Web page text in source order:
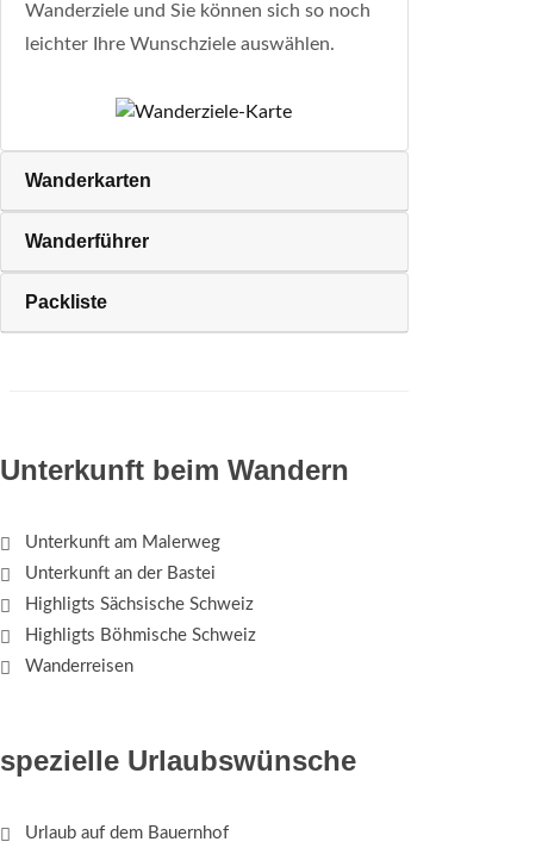
Wanderziele und Sie können sich so noch
leichter Ihre Wunschziele auswählen.
Wanderkarten
Wanderführer
Packliste
Unterkunft beim Wandern
Unterkunft am Malerweg
Unterkunft an der Bastei
Highligts Sächsische Schweiz
Highligts Böhmische Schweiz
Wanderreisen
spezielle Urlaubswünsche
Urlaub auf dem Bauernhof